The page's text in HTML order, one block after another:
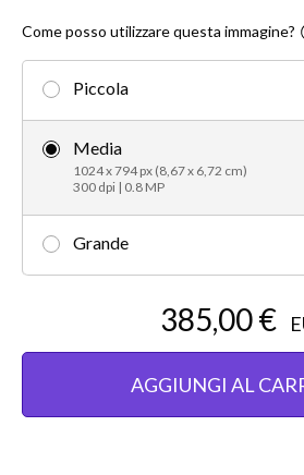
Come posso utilizzare questa immagine?
Piccola
Media
1024 x 794 px (8,67 x 6,72 cm)
300 dpi | 0.8 MP
Grande
385,00 €
AGGIUNGI AL